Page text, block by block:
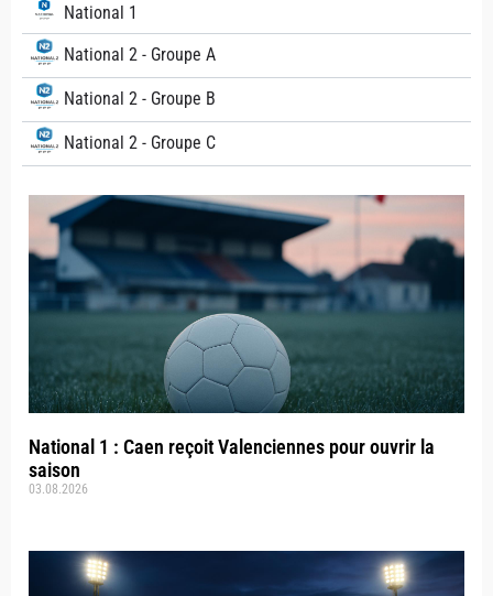
National 1
National 2 - Groupe A
National 2 - Groupe B
National 2 - Groupe C
National 1 : Caen reçoit Valenciennes pour ouvrir la
saison
03.08.2026